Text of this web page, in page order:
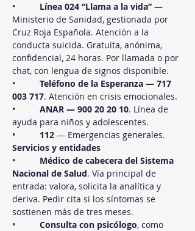
• Línea 024 “Llama a la vida” —
Ministerio de Sanidad, gestionada por
Cruz Roja Española. Atención a la
conducta suicida. Gratuita, anónima,
confidencial, 24 horas. Por llamada o por
chat, con lengua de signos disponible.
• Teléfono de la Esperanza — 717
003 717. Atención en crisis emocionales.
• ANAR — 900 20 20 10. Línea de
ayuda para niños y adolescentes.
• 112 — Emergencias generales.
Servicios y entidades
• Médico de cabecera del Sistema
Nacional de Salud. Vía principal de
entrada: valora, solicita la analítica y
deriva. Pedir cita si los síntomas se
sostienen más de tres meses.
• Consulta con psicólogo, como